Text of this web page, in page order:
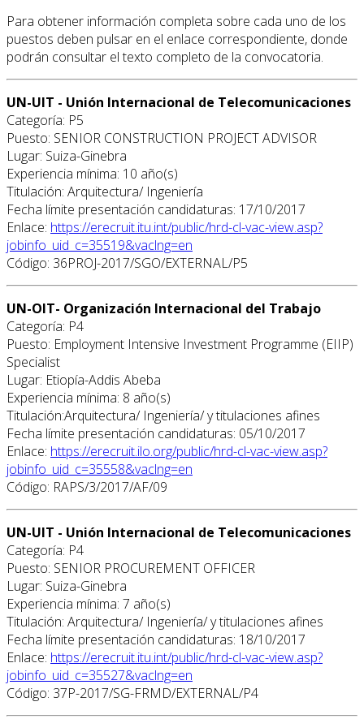
Para obtener información completa sobre cada uno de los
puestos deben pulsar en el enlace correspondiente, donde
podrán consultar el texto completo de la convocatoria.
UN-UIT - Unión Internacional de Telecomunicaciones
Categoría: P5
Puesto: SENIOR CONSTRUCTION PROJECT ADVISOR
Lugar: Suiza-Ginebra
Experiencia mínima: 10 año(s)
Titulación: Arquitectura/ Ingeniería
Fecha límite presentación candidaturas: 17/10/2017
Enlace: https://erecruit.itu.int/public/hrd-cl-vac-view.asp?
jobinfo_uid_c=35519&vaclng=en
Código: 36PROJ-2017/SGO/EXTERNAL/P5
UN-OIT- Organización Internacional del Trabajo
Categoría: P4
Puesto: Employment Intensive Investment Programme (EIIP)
Specialist
Lugar: Etiopía-Addis Abeba
Experiencia mínima: 8 año(s)
Titulación:Arquitectura/ Ingeniería/ y titulaciones afines
Fecha límite presentación candidaturas: 05/10/2017
Enlace: https://erecruit.ilo.org/public/hrd-cl-vac-view.asp?
jobinfo_uid_c=35558&vaclng=en
Código: RAPS/3/2017/AF/09
UN-UIT - Unión Internacional de Telecomunicaciones
Categoría: P4
Puesto: SENIOR PROCUREMENT OFFICER
Lugar: Suiza-Ginebra
Experiencia mínima: 7 año(s)
Titulación: Arquitectura/ Ingeniería/ y titulaciones afines
Fecha límite presentación candidaturas: 18/10/2017
Enlace: https://erecruit.itu.int/public/hrd-cl-vac-view.asp?
jobinfo_uid_c=35527&vaclng=en
Código: 37P-2017/SG-FRMD/EXTERNAL/P4